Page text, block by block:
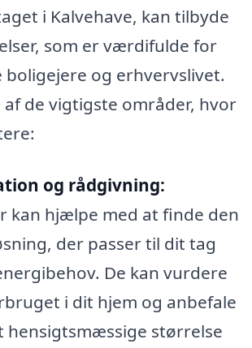
i Kalvehave, kan tilbyde
som er værdifulde for
boligejere og erhvervslivet.
af de vigtigste områder, hvor
og rådgivning:
kan hjælpe med at finde den
der passer til dit tag
De kan vurdere
i dit hjem og anbefale
hensigtsmæssige størrelse